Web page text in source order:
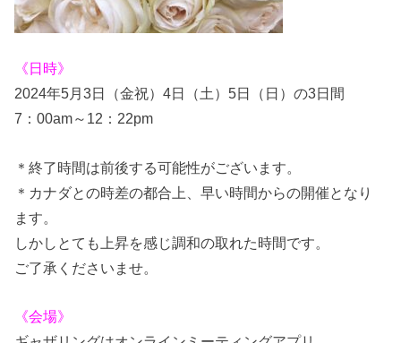
《日時》
2024年5月3日（金祝）4日（土）5日（日）の3日間
7：00am～12：22pm
＊終了時間は前後する可能性がございます。
＊カナダとの時差の都合上、早い時間からの開催となり
ます。
しかしとても上昇を感じ調和の取れた時間です。
ご了承くださいませ。
《会場》